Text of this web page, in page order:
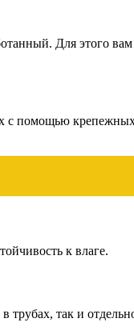
Для этого вам
с помощью
к влаге.
трубах, так и